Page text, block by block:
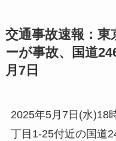
交通事故速報：
ーが事故、国道
月7日
2025年5月7日(水)18
丁目1-25付近の国道